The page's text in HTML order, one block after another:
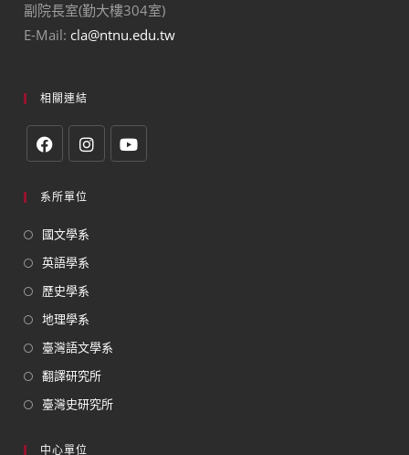
副院長室(勤大樓304室)
E-Mail: cla@ntnu.edu.tw
相關連結
系所單位
國文學系
英語學系
歷史學系
地理學系
臺灣語文學系
翻譯研究所
臺灣史研究所
中心單位